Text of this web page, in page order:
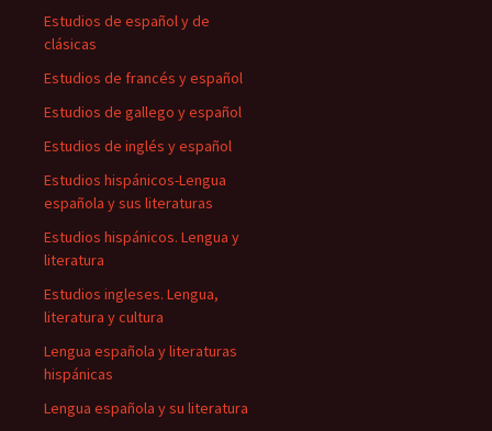
Estudios de español y de
clásicas
Estudios de francés y español
Estudios de gallego y español
Estudios de inglés y español
Estudios hispánicos-Lengua
española y sus literaturas
Estudios hispánicos. Lengua y
literatura
Estudios ingleses. Lengua,
literatura y cultura
Lengua española y literaturas
hispánicas
Lengua española y su literatura